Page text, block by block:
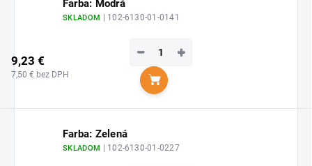
Farba: Modrá
SKLADOM | 102-6130-01-0141
9,23 €
7,50 € bez DPH
+
−
Do košíka
Farba: Zelená
SKLADOM | 102-6130-01-0227